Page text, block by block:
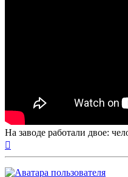
На заводе работали двое: